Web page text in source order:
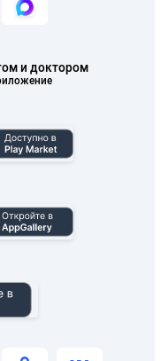
и доктором